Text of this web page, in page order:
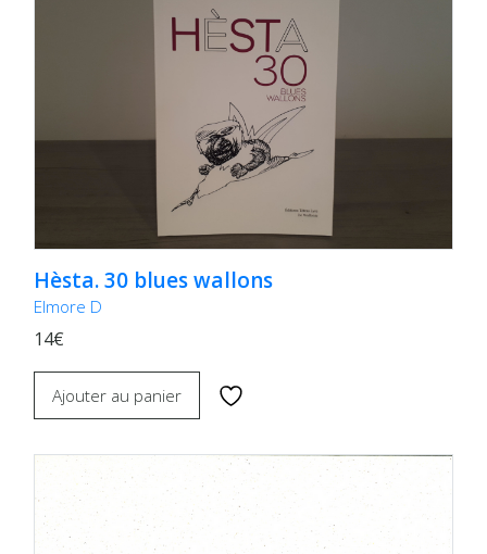
Hèsta. 30 blues wallons
Elmore D
14€
Ajouter au panier